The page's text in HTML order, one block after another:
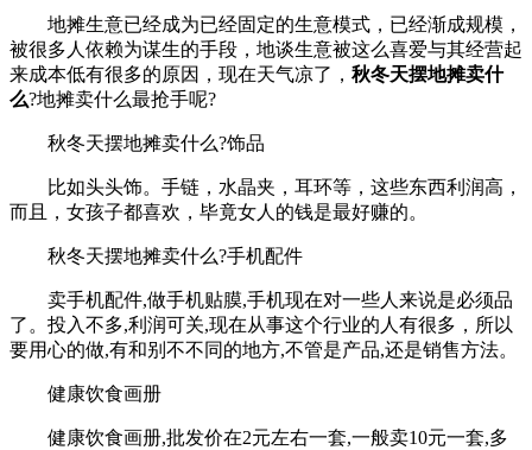
地摊生意已经成为已经固定的生意模式，已经渐成规模，
被很多人依赖为谋生的手段，地谈生意被这么喜爱与其经营起
来成本低有很多的原因，现在天气凉了， 秋冬天摆地摊卖什
么?地摊卖什么最抢手呢?
秋冬天摆地摊卖什么?饰品
比如头头饰。手链，水晶夹，耳环等，这些东西利润高，
而且，女孩子都喜欢，毕竟女人的钱是最好赚的。
秋冬天摆地摊卖什么?手机配件
卖手机配件,做手机贴膜,手机现在对一些人来说是必须品
了。投入不多,利润可关,现在从事这个行业的人有很多，所以
要用心的做,有和别不不同的地方,不管是产品,还是销售方法。
健康饮食画册
健康饮食画册,批发价在2元左右一套,一般卖10元一套,多